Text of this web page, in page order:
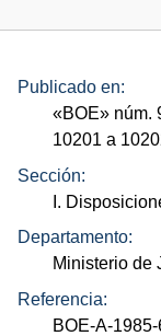
Publicado en:
«BOE» núm.
10201 a
Sección:
I.
Departamento:
Ministerio de
Referencia:
BOE-A-